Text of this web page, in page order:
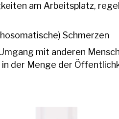
am Arbeitsplatz,
Schmerzen
mit anderen
in der Menge der